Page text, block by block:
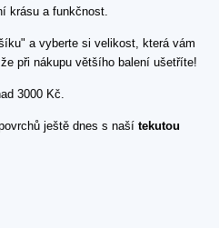
krásu a funkčnost.
a vyberte si velikost, která vám
při nákupu většího balení ušetříte!
3000 Kč.
ještě dnes s naší tekutou